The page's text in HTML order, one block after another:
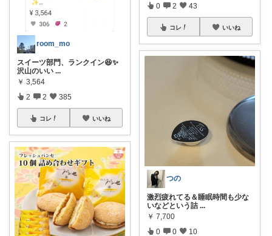
room_mo
スイーツ部門、ランクイン😆✨️
沢山のいい ...
￥ 3,564
2 2 385
コレ いいね
0 2 43
コレ いいね
つの
激烈疲れてる＆睡眠時間も少な
いなどという詰 ...
￥ 7,700
0 0 10